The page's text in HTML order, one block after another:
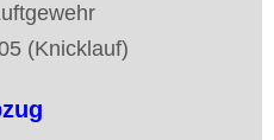
(Knicklauf)